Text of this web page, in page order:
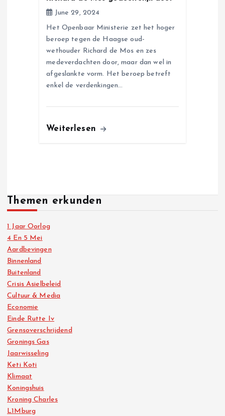
June 29, 2024
Het Openbaar Ministerie zet het hoger
beroep tegen de Haagse oud-
wethouder Richard de Mos en zes
medeverdachten door, maar dan wel in
afgeslankte vorm. Het beroep betreft
enkel de verdenkingen…
Weiterlesen
Themen erkunden
1 Jaar Oorlog
4 En 5 Mei
Aardbevingen
Binnenland
Buitenland
Crisis Asielbeleid
Cultuur & Media
Economie
Einde Rutte Iv
Grensoverschrijdend
Gronings Gas
Jaarwisseling
Keti Koti
Klimaat
Koningshuis
Kroning Charles
L1Mburg